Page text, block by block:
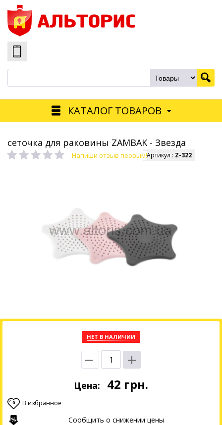
КАТАЛОГ ТОВАРОВ
сеточка для раковины ZAMBAK - Звезда
Напиши отзыв первым!Артикул : Z-322
НЕТ В НАЛИЧИИ
Цена: 42 грн.
0 В избранное
Сообщить о снижении цены